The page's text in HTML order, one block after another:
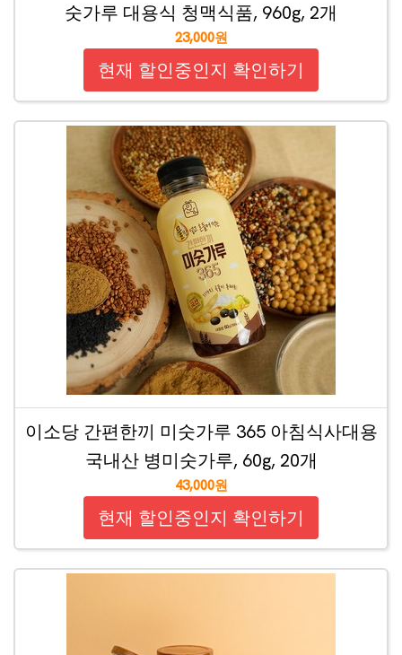
숫가루 대용식 청맥식품, 960g, 2개
23,000원
현재 할인중인지 확인하기
이소당 간편한끼 미숫가루 365 아침식사대용
국내산 병미숫가루, 60g, 20개
43,000원
현재 할인중인지 확인하기